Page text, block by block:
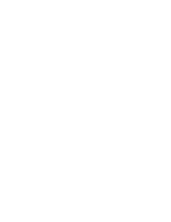
som ønsker å
i